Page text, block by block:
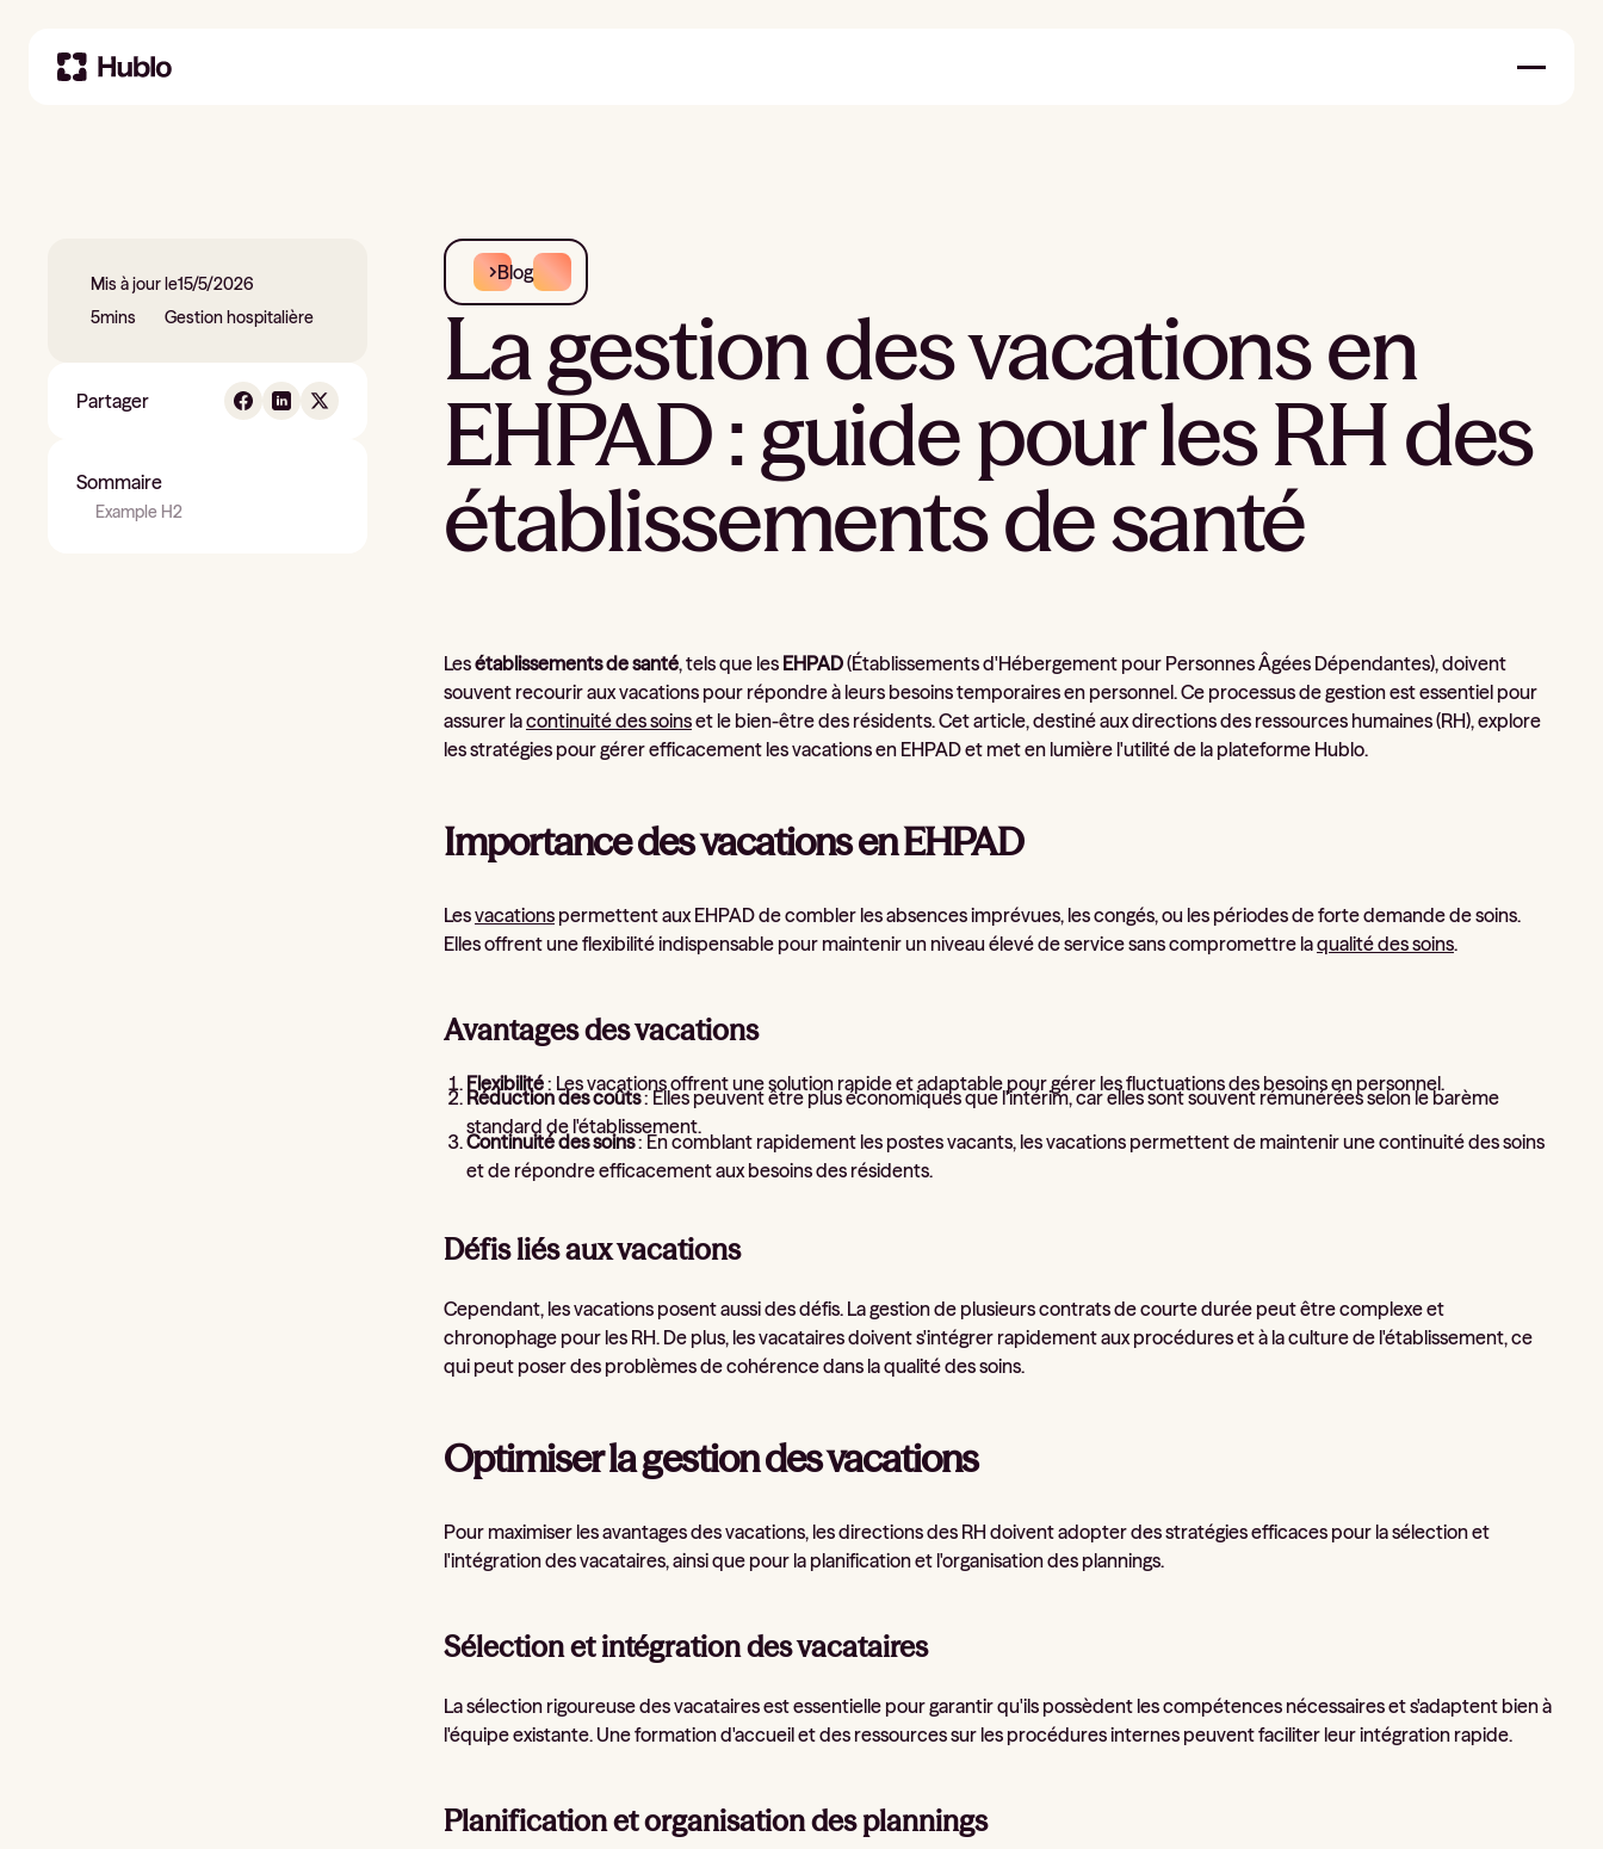
Mis à jour le15/5/2026
5mins Gestion hospitalière
Partager
Sommaire
Example H2
Blog
La gestion des vacations en
EHPAD : guide pour les RH des
établissements de santé
Lesétablissements de santé, tels que les EHPAD(Établissements d'Hébergement pour Personnes Âgées Dépendantes), doivent
souvent recourir aux vacations pour répondre à leurs besoins temporaires en personnel. Ce processus de gestion est essentiel pour
assurer lacontinuité des soinset le bien-être des résidents. Cet article, destiné aux directions des ressources humaines (RH), explore
les stratégies pour gérer efficacement les vacations en EHPAD et met en lumière l'utilité de la plateforme Hublo.
Importance des vacations en EHPAD
Lesvacationspermettent aux EHPAD de combler les absences imprévues, les congés, ou les périodes de forte demande de soins.
Elles offrent une flexibilité indispensable pour maintenir un niveau élevé de service sans compromettre laqualité des soins.
Avantages des vacations
Flexibilité: Les vacations offrent une solution rapide et adaptable pour gérer les fluctuations des besoins en personnel.
Réduction des coûts: Elles peuvent être plus économiques que l'intérim, car elles sont souvent rémunérées selon le barème
standard de l'établissement.
Continuité des soins: En comblant rapidement les postes vacants, les vacations permettent de maintenir une continuité des soins
et de répondre efficacement aux besoins des résidents.
Défis liés aux vacations
Cependant, les vacations posent aussi des défis. La gestion de plusieurs contrats de courte durée peut être complexe et
chronophage pour les RH. De plus, les vacataires doivent s'intégrer rapidement aux procédures et à la culture de l'établissement, ce
qui peut poser des problèmes de cohérence dans la qualité des soins.
Optimiser la gestion des vacations
Pour maximiser les avantages des vacations, les directions des RH doivent adopter des stratégies efficaces pour la sélection et
l'intégration des vacataires, ainsi que pour la planification et l'organisation des plannings.
Sélection et intégration des vacataires
La sélection rigoureuse des vacataires est essentielle pour garantir qu'ils possèdent les compétences nécessaires et s'adaptent bien à
l'équipe existante. Une formation d'accueil et des ressources sur les procédures internes peuvent faciliter leur intégration rapide.
Planification et organisation des plannings